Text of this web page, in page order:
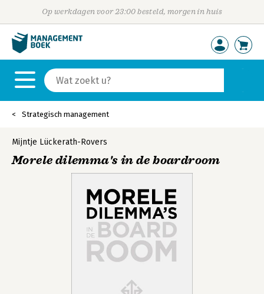
Op werkdagen voor 23:00 besteld, morgen in huis
Strategisch management
Mijntje Lückerath-Rovers
Morele dilemma's in de boardroom